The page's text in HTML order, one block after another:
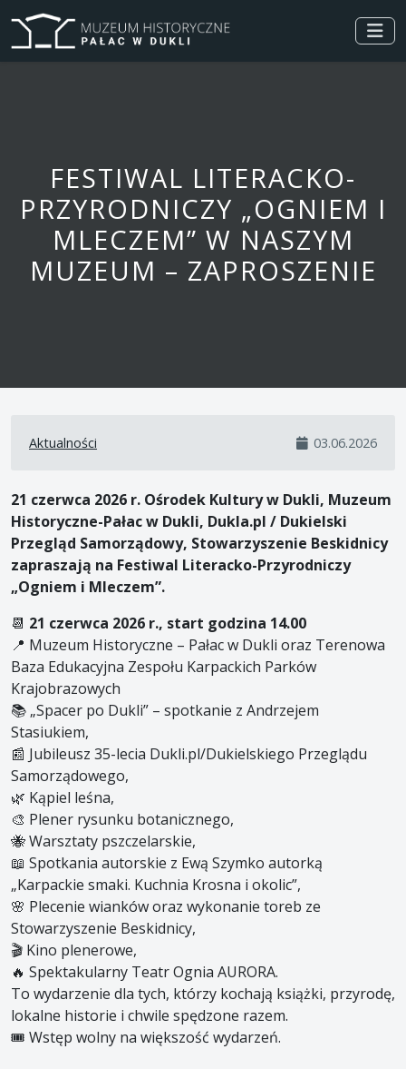
FESTIWAL LITERACKO-
PRZYRODNICZY „OGNIEM I
MLECZEM” W NASZYM
MUZEUM – ZAPROSZENIE
Aktualności 03.06.2026
21 czerwca 2026 r. Ośrodek Kultury w Dukli, Muzeum
Historyczne-Pałac w Dukli, Dukla.pl / Dukielski
Przegląd Samorządowy, Stowarzyszenie Beskidnicy
zapraszają na Festiwal Literacko-Przyrodniczy
„Ogniem i Mleczem”.
📆 21 czerwca 2026 r., start godzina 14.00
📍 Muzeum Historyczne – Pałac w Dukli oraz Terenowa
Baza Edukacyjna Zespołu Karpackich Parków
Krajobrazowych
📚 „Spacer po Dukli” – spotkanie z Andrzejem
Stasiukiem,
📰 Jubileusz 35-lecia Dukli.pl/Dukielskiego Przeglądu
Samorządowego,
🌿 Kąpiel leśna,
🎨 Plener rysunku botanicznego,
🐝 Warsztaty pszczelarskie,
📖 Spotkania autorskie z Ewą Szymko autorką
„Karpackie smaki. Kuchnia Krosna i okolic”,
🌸 Plecenie wianków oraz wykonanie toreb ze
Stowarzyszenie Beskidnicy,
🎬 Kino plenerowe,
🔥 Spektakularny Teatr Ognia AURORA.
To wydarzenie dla tych, którzy kochają książki, przyrodę,
lokalne historie i chwile spędzone razem.
🎟 Wstęp wolny na większość wydarzeń.